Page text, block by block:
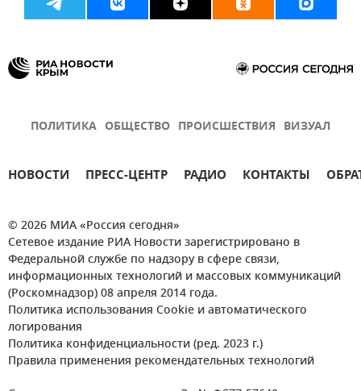
ПОЛИТИКА ОБЩЕСТВО ПРОИСШЕСТВИЯ ВИЗУАЛ
НОВОСТИ ПРЕСС-ЦЕНТР РАДИО КОНТАКТЫ
© 2026 МИА «Россия сегодня»
Сетевое издание РИА Новости зарегистрировано в
Федеральной службе по надзору в сфере связи,
информационных технологий и массовых коммуникаций
(Роскомнадзор) 08 апреля 2014 года.
Политика использования Cookie и автоматического
логирования
Политика конфиденциальности (ред. 2023 г.)
Правила применения рекомендательных технологий